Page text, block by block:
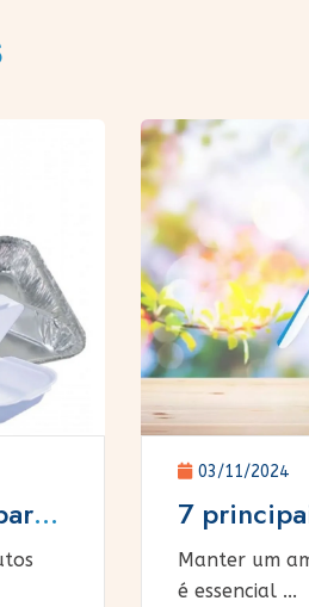
03/11/2024
7
limpeza
Manter um
é essencial ...